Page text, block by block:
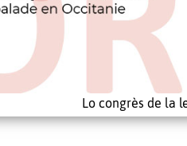
Lo congrès de la